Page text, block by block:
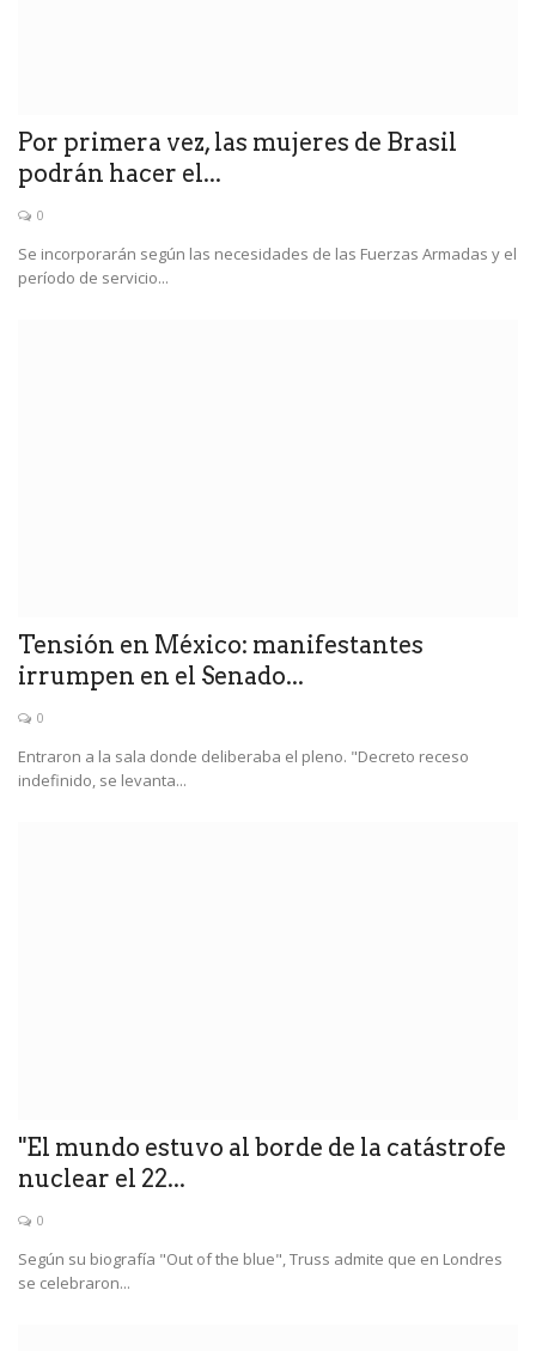
Por primera vez, las mujeres de Brasil
podrán hacer el...
0
Se incorporarán según las necesidades de las Fuerzas Armadas y el
período de servicio...
Tensión en México: manifestantes
irrumpen en el Senado...
0
Entraron a la sala donde deliberaba el pleno. "Decreto receso
indefinido, se levanta...
"El mundo estuvo al borde de la catástrofe
nuclear el 22...
0
Según su biografía "Out of the blue", Truss admite que en Londres
se celebraron...